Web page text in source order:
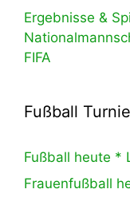
Ergebnisse &
FIFA
Fußball
Fußball heute *
Frauenfußball